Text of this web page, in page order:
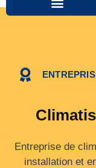
Entreprise de
installation et